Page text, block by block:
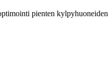
pienten kylpyhuoneiden